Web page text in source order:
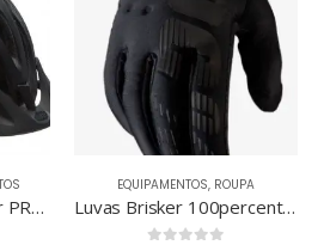
Capacete Bell Tracker PRETO
EQUIPAMENTOS, ROUPA
Luvas Brisker 100percent Tamanho M